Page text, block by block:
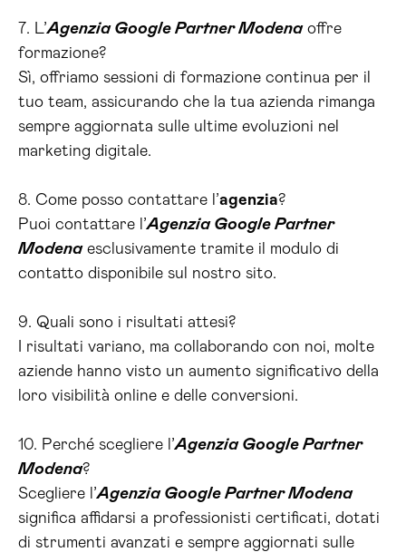
7. L’Agenzia Google Partner Modenaoffre
formazione?
Sì, offriamo sessioni di formazione continua per il
tuo team, assicurando che la tua azienda rimanga
sempre aggiornata sulle ultime evoluzioni nel
marketing digitale.
8. Come posso contattare l’agenzia?
Puoi contattare l’Agenzia Google Partner
Modenaesclusivamente tramite il modulo di
contatto disponibile sul nostro sito.
9. Quali sono i risultati attesi?
I risultati variano, ma collaborando con noi, molte
aziende hanno visto un aumento significativo della
loro visibilità online e delle conversioni.
10. Perché scegliere l’Agenzia Google Partner
Modena?
Scegliere l’Agenzia Google Partner Modena
significa affidarsi a professionisti certificati, dotati
di strumenti avanzati e sempre aggiornati sulle